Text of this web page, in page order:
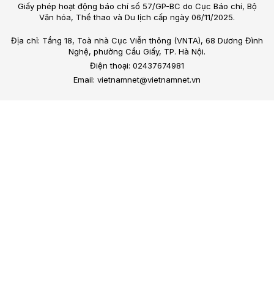
Giấy phép hoạt động báo chí số 57/GP-BC do Cục Báo chí, Bộ
Văn hóa, Thể thao và Du lịch cấp ngày 06/11/2025.
Địa chỉ: Tầng 18, Toà nhà Cục Viễn thông (VNTA), 68 Dương Đình
Nghệ, phường Cầu Giấy, TP. Hà Nội.
Điện thoại: 02437674981
Email: vietnamnet@vietnamnet.vn